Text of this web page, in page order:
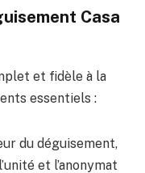
Casa
et fidèle à la
essentiels :
du déguisement,
et l’anonymat